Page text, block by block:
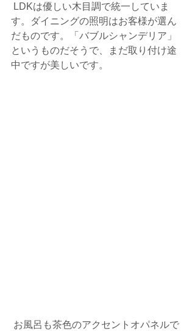
す。ダイニングの照明はお客様が選ん
だものです。「バブルシャンデリア」
というものだそうで、まだ取り付け途
中ですが美しいです。